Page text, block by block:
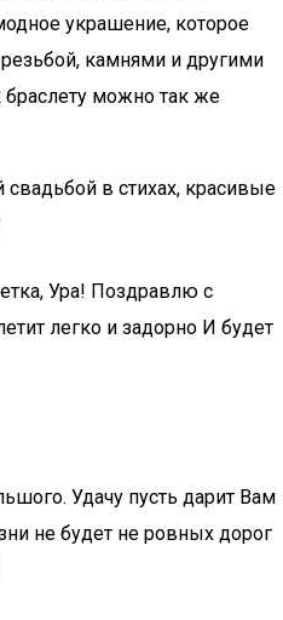
украшение, которое
камнями и другими
можно так же
в стихах, красивые
Ура! Поздравлю с
легко и задорно И будет
Удачу пусть дарит Вам
не будет не ровных дорог